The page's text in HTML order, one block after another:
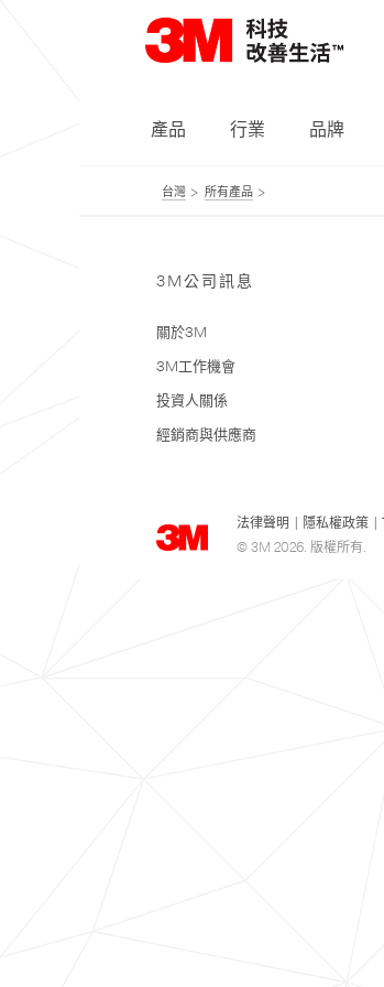
產品 行業 品牌
台灣 所有產品
3M公司訊息
關於3M
3M工作機會
投資人關係
經銷商與供應商
法律聲明 隱私權政策
© 3M 2026. 版權所有.